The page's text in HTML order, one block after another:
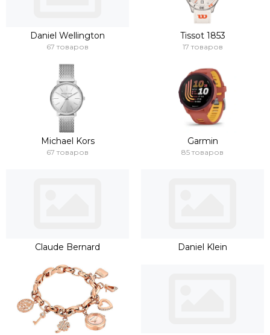
Daniel Wellington
67 товаров
Tissot 1853
17 товаров
Michael Kors
67 товаров
Garmin
85 товаров
Claude Bernard Daniel Klein